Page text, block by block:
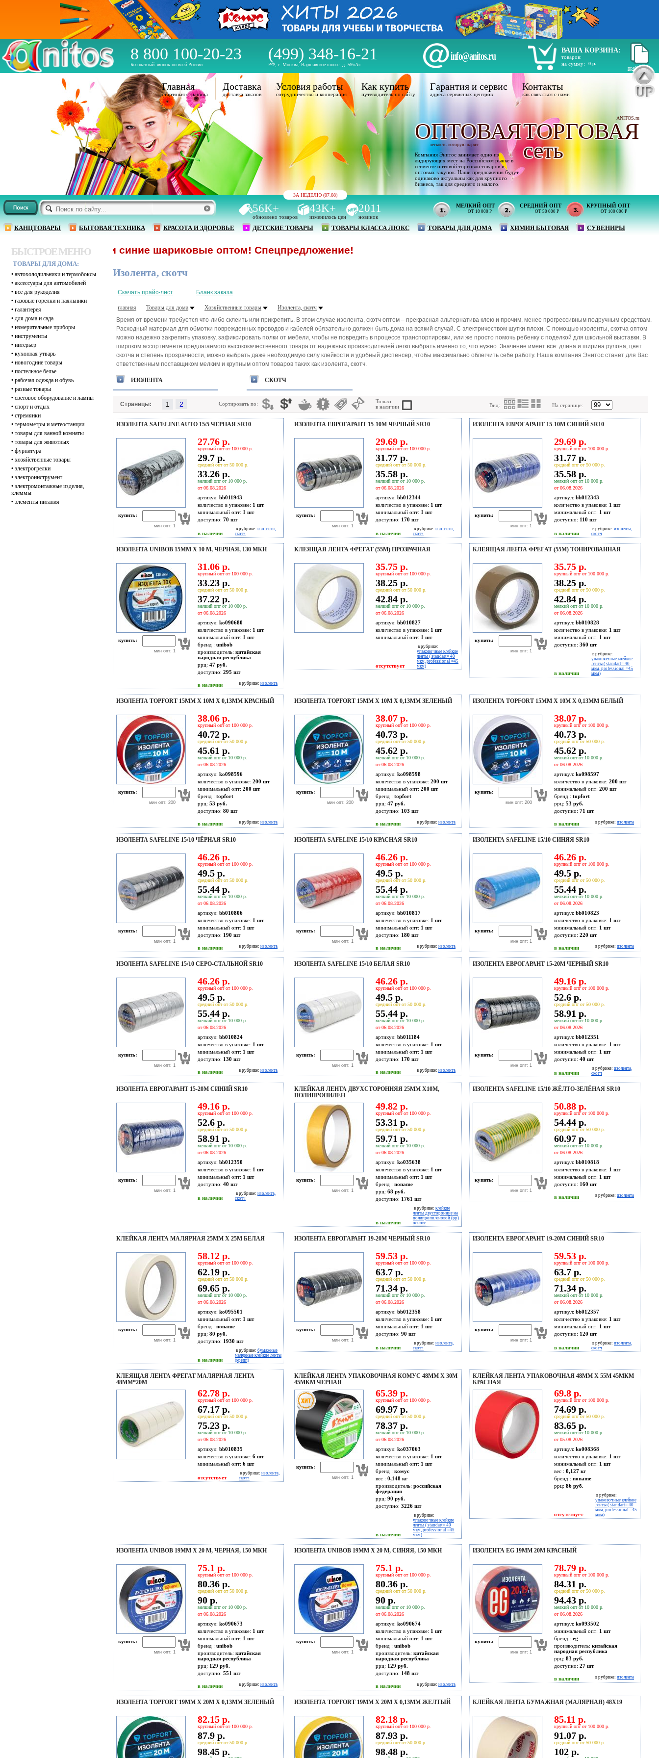
8 800 100-20-23
Бесплатный звонок по всей России
(499) 348-16-21
РФ, г. Москва, Варшавское шоссе, д. 59«А»
info@anitos.ru
ВАША КОРЗИНА:
товаров:
на сумму:
0 р.
прайс лист
ЗА НЕДЕЛЮ (07.08)
56K+
обновлено товаров
43K+
изменилось цен
2011
новинок
МЕЛКИЙ ОПТ
ОТ 10 000 Р
СРЕДНИЙ ОПТ
ОТ 50 000 Р
КРУПНЫЙ ОПТ
ОТ 100 000 Р
КАНЦТОВАРЫ БЫТОВАЯ ТЕХНИКА КРАСОТА И ЗДОРОВЬЕ ДЕТСКИЕ ТОВАРЫ ТОВАРЫ КЛАССА ЛЮКС ТОВАРЫ ДЛЯ ДОМА ХИМИЯ БЫТОВАЯ СУВЕНИРЫ
Главная
стартовая страница
Доставка
доставка заказов
Условия работы
сотрудничество и кооперация
Как купить
путеводитель по сайту
Гарантия и сервис
адреса сервисных центров
Контакты
как связаться с нами
ANITOS.ru
ОПТОВАЯТОРГОВАЯ
легкость которую дарят
Компания Энитос занимает одно из
лидирующих мест на Российском рынке в
сегменте оптовой торговли товаров и
оптовых закупок. Наши предложения будут
одинаково актуальны как для крупного
бизнеса, так для среднего и малого.
сеть
БЫСТРОЕ МЕНЮ
ТОВАРЫ ДЛЯ ДОМА:
• автохолодильники и термобоксы
• аксессуары для автомобилей
• все для рукоделия
• газовые горелки и паяльники
• галантерея
• для дома и сада
• измерительные приборы
• инструменты
• интерьер
• кухонная утварь
• новогодние товары
• постельное белье
• рабочая одежда и обувь
• разные товары
• световое оборудование и лампы
• спорт и отдых
• стремянки
• термометры и метеостанции
• товары для ванной комнаты
• товары для животных
• фурнитура
• хозяйственные товары
• электрогрелки
• электроинструмент
• электромонтажные изделия,
клеммы
• элементы питания
р. - ручки синие шариковые оптом! Спецпредложение!
Изолента, скотч
Скачать прайс-лист Бланк заказа
главная Товары для дома Хозяйственные товары
Изолента, скотч
Время от времени требуется что-либо склеить или прикрепить. В этом случае изолента, скотч оптом – прекрасная альтернатива клею и прочим, менее прогрессивным подручным средствам.
Расходный материал для обмотки поврежденных проводов и кабелей обязательно должен быть дома на всякий случай. С электричеством шутки плохи. С помощью изоленты, скотча оптом
можно надежно закрепить упаковку, зафиксировать полки от мебели, чтобы не повредить в процессе транспортировки, или же просто помочь ребенку с поделкой для школьной выставки. В
широком ассортименте предлагаемого высококачественного товара от надежных производителей легко выбрать именно то, что нужно. Значение имеет все: длина и ширина рулона, цвет
скотча и степень прозрачности, можно выбрать даже необходимую силу клейкости и удобный диспенсер, чтобы максимально облегчить себе работу. Наша компания Энитос станет для Вас
ответственным поставщиком мелким и крупным оптом товаров таких как изолента, скотч.
ИЗОЛЕНТА СКОТЧ
Страницы: 1 Сортировать по:
Только
в наличии
Вид: На странице:
ИЗОЛЕНТА SAFELINE AUTO 15/5 ЧЕРНАЯ SR10
купить:
мин опт: 1
27.76 р.
крупный опт от 100 000 р.
29.7 р.
средний опт от 50 000 р.
33.26 р.
мелкий опт от 10 000 р.
от 06.08.2026
артикул: bb011943
количество в упаковке: 1 шт
минимальный опт: 1 шт
доступно: 70 шт
в наличии
в рубрике: изолента,
скотч
ИЗОЛЕНТА ЕВРОГАРАНТ 15-10М ЧЕРНЫЙ SR10
купить:
мин опт: 1
29.69 р.
крупный опт от 100 000 р.
31.77 р.
средний опт от 50 000 р.
35.58 р.
мелкий опт от 10 000 р.
от 06.08.2026
артикул: bb012344
количество в упаковке: 1 шт
минимальный опт: 1 шт
доступно: 170 шт
в наличии
в рубрике: изолента,
скотч
ИЗОЛЕНТА ЕВРОГАРАНТ 15-10М СИНИЙ SR10
купить:
мин опт: 1
29.69 р.
крупный опт от 100 000 р.
31.77 р.
средний опт от 50 000 р.
35.58 р.
мелкий опт от 10 000 р.
от 06.08.2026
артикул: bb012343
количество в упаковке: 1 шт
минимальный опт: 1 шт
доступно: 110 шт
в наличии
в рубрике: изолента,
скотч
ИЗОЛЕНТА UNIBOB 15ММ Х 10 М, ЧЕРНАЯ, 130 МКН
купить:
мин опт: 1
31.06 р.
крупный опт от 100 000 р.
33.23 р.
средний опт от 50 000 р.
37.22 р.
мелкий опт от 10 000 р.
от 06.08.2026
артикул: ko090680
количество в упаковке: 1 шт
минимальный опт: 1 шт
бренд : unibob
производитель: китайская
народная республика
ррц: 47 руб.
доступно: 295 шт
в наличии в рубрике: изолента
КЛЕЯЩАЯ ЛЕНТА ФРЕГАТ (55М) ПРОЗРАЧНАЯ
35.75 р.
крупный опт от 100 000 р.
38.25 р.
средний опт от 50 000 р.
42.84 р.
мелкий опт от 10 000 р.
от 06.08.2026
артикул: bb010827
количество в упаковке: 1 шт
минимальный опт: 1 шт
отсутствует
в рубрике:
упаковочные клейкие
ленты ( standart= 40
мкм, professional =45
мкм)
КЛЕЯЩАЯ ЛЕНТА ФРЕГАТ (55М) ТОНИРОВАННАЯ
купить:
мин опт: 1
35.75 р.
крупный опт от 100 000 р.
38.25 р.
средний опт от 50 000 р.
42.84 р.
мелкий опт от 10 000 р.
от 06.08.2026
артикул: bb010828
количество в упаковке: 1 шт
минимальный опт: 1 шт
доступно: 360 шт
в наличии
в рубрике:
упаковочные клейкие
ленты ( standart= 40
мкм, professional =45
мкм)
ИЗОЛЕНТА TOPFORT 15ММ Х 10М Х 0,13ММ КРАСНЫЙ
купить:
мин опт: 200
38.06 р.
крупный опт от 100 000 р.
40.72 р.
средний опт от 50 000 р.
45.61 р.
мелкий опт от 10 000 р.
от 06.08.2026
артикул: ko098596
количество в упаковке: 200 шт
минимальный опт: 200 шт
бренд : topfort
ррц: 53 руб.
доступно: 80 шт
в наличии в рубрике: изолента
ИЗОЛЕНТА TOPFORT 15ММ Х 10М Х 0,13ММ ЗЕЛЕНЫЙ
купить:
мин опт: 200
38.07 р.
крупный опт от 100 000 р.
40.73 р.
средний опт от 50 000 р.
45.62 р.
мелкий опт от 10 000 р.
от 06.08.2026
артикул: ko098598
количество в упаковке: 200 шт
минимальный опт: 200 шт
бренд : topfort
ррц: 47 руб.
доступно: 103 шт
в наличии в рубрике: изолента
ИЗОЛЕНТА TOPFORT 15ММ Х 10М Х 0,13ММ БЕЛЫЙ
купить:
мин опт: 200
38.07 р.
крупный опт от 100 000 р.
40.73 р.
средний опт от 50 000 р.
45.62 р.
мелкий опт от 10 000 р.
от 06.08.2026
артикул: ko098597
количество в упаковке: 200 шт
минимальный опт: 200 шт
бренд : topfort
ррц: 53 руб.
доступно: 71 шт
в наличии в рубрике: изолента
ИЗОЛЕНТА SAFELINE 15/10 ЧЁРНАЯ SR10
купить:
мин опт: 1
46.26 р.
крупный опт от 100 000 р.
49.5 р.
средний опт от 50 000 р.
55.44 р.
мелкий опт от 10 000 р.
от 06.08.2026
артикул: bb010806
количество в упаковке: 1 шт
минимальный опт: 1 шт
доступно: 190 шт
в наличии в рубрике: изолента
ИЗОЛЕНТА SAFELINE 15/10 КРАСНАЯ SR10
купить:
мин опт: 1
46.26 р.
крупный опт от 100 000 р.
49.5 р.
средний опт от 50 000 р.
55.44 р.
мелкий опт от 10 000 р.
от 06.08.2026
артикул: bb010817
количество в упаковке: 1 шт
минимальный опт: 1 шт
доступно: 180 шт
в наличии в рубрике: изолента
ИЗОЛЕНТА SAFELINE 15/10 СИНЯЯ SR10
купить:
мин опт: 1
46.26 р.
крупный опт от 100 000 р.
49.5 р.
средний опт от 50 000 р.
55.44 р.
мелкий опт от 10 000 р.
от 06.08.2026
артикул: bb010823
количество в упаковке: 1 шт
минимальный опт: 1 шт
доступно: 220 шт
в наличии в рубрике: изолента
ИЗОЛЕНТА SAFELINE 15/10 СЕРО-СТАЛЬНОЙ SR10
купить:
мин опт: 1
46.26 р.
крупный опт от 100 000 р.
49.5 р.
средний опт от 50 000 р.
55.44 р.
мелкий опт от 10 000 р.
от 06.08.2026
артикул: bb010824
количество в упаковке: 1 шт
минимальный опт: 1 шт
доступно: 130 шт
в наличии в рубрике: изолента
ИЗОЛЕНТА SAFELINE 15/10 БЕЛАЯ SR10
купить:
мин опт: 1
46.26 р.
крупный опт от 100 000 р.
49.5 р.
средний опт от 50 000 р.
55.44 р.
мелкий опт от 10 000 р.
от 06.08.2026
артикул: bb011184
количество в упаковке: 1 шт
минимальный опт: 1 шт
доступно: 170 шт
в наличии в рубрике: изолента
ИЗОЛЕНТА ЕВРОГАРАНТ 15-20М ЧЕРНЫЙ SR10
купить:
мин опт: 1
49.16 р.
крупный опт от 100 000 р.
52.6 р.
средний опт от 50 000 р.
58.91 р.
мелкий опт от 10 000 р.
от 06.08.2026
артикул: bb012351
количество в упаковке: 1 шт
минимальный опт: 1 шт
доступно: 40 шт
в наличии
в рубрике: изолента,
скотч
ИЗОЛЕНТА ЕВРОГАРАНТ 15-20М СИНИЙ SR10
купить:
мин опт: 1
49.16 р.
крупный опт от 100 000 р.
52.6 р.
средний опт от 50 000 р.
58.91 р.
мелкий опт от 10 000 р.
от 06.08.2026
артикул: bb012350
количество в упаковке: 1 шт
минимальный опт: 1 шт
доступно: 40 шт
в наличии
в рубрике: изолента,
скотч
КЛЕЙКАЯ ЛЕНТА ДВУХСТОРОННЯЯ 25ММ Х10М,
ПОЛИПРОПИЛЕН
купить:
мин опт: 1
49.82 р.
крупный опт от 100 000 р.
53.31 р.
средний опт от 50 000 р.
59.71 р.
мелкий опт от 10 000 р.
от 06.08.2026
артикул: ko035638
количество в упаковке: 1 шт
минимальный опт: 1 шт
бренд : noname
ррц: 68 руб.
доступно: 1761 шт
в наличии
в рубрике: клейкие
ленты двусторонние на
полипропиленовой (pp)
основе
ИЗОЛЕНТА SAFELINE 15/10 ЖЁЛТО-ЗЕЛЁНАЯ SR10
купить:
мин опт: 1
50.88 р.
крупный опт от 100 000 р.
54.44 р.
средний опт от 50 000 р.
60.97 р.
мелкий опт от 10 000 р.
от 06.08.2026
артикул: bb010818
количество в упаковке: 1 шт
минимальный опт: 1 шт
доступно: 160 шт
в наличии в рубрике: изолента
КЛЕЙКАЯ ЛЕНТА МАЛЯРНАЯ 25ММ Х 25М БЕЛАЯ
купить:
мин опт: 1
58.12 р.
крупный опт от 100 000 р.
62.19 р.
средний опт от 50 000 р.
69.65 р.
мелкий опт от 10 000 р.
от 06.08.2026
артикул: ko095501
минимальный опт: 1 шт
бренд : noname
ррц: 80 руб.
доступно: 1930 шт
в наличии
в рубрике: бумажные
малярные клейкие ленты
(крепп)
ИЗОЛЕНТА ЕВРОГАРАНТ 19-20М ЧЕРНЫЙ SR10
купить:
мин опт: 1
59.53 р.
крупный опт от 100 000 р.
63.7 р.
средний опт от 50 000 р.
71.34 р.
мелкий опт от 10 000 р.
от 06.08.2026
артикул: bb012358
количество в упаковке: 1 шт
минимальный опт: 1 шт
доступно: 90 шт
в наличии
в рубрике: изолента,
скотч
ИЗОЛЕНТА ЕВРОГАРАНТ 19-20М СИНИЙ SR10
купить:
мин опт: 1
59.53 р.
крупный опт от 100 000 р.
63.7 р.
средний опт от 50 000 р.
71.34 р.
мелкий опт от 10 000 р.
от 06.08.2026
артикул: bb012357
количество в упаковке: 1 шт
минимальный опт: 1 шт
доступно: 120 шт
в наличии
в рубрике: изолента,
скотч
КЛЕЯЩАЯ ЛЕНТА ФРЕГАТ МАЛЯРНАЯ ЛЕНТА
48ММ*20М
62.78 р.
крупный опт от 100 000 р.
67.17 р.
средний опт от 50 000 р.
75.23 р.
мелкий опт от 10 000 р.
от 06.08.2026
артикул: bb010835
количество в упаковке: 6 шт
минимальный опт: 6 шт
отсутствует
в рубрике: изолента,
скотч
КЛЕЙКАЯ ЛЕНТА УПАКОВОЧНАЯ КОМУС 48ММ Х 30М
45МКМ ЧЕРНАЯ
купить:
мин опт: 1
65.39 р.
крупный опт от 100 000 р.
69.97 р.
средний опт от 50 000 р.
78.37 р.
мелкий опт от 10 000 р.
от 06.08.2026
артикул: ko037063
количество в упаковке: 1 шт
минимальный опт: 1 шт
бренд : комус
вес : 0,148 кг
производитель: российская
федерация
ррц: 90 руб.
доступно: 3226 шт
в наличии
в рубрике:
упаковочные клейкие
ленты ( standart= 40
мкм, professional =45
мкм)
КЛЕЙКАЯ ЛЕНТА УПАКОВОЧНАЯ 48ММ Х 55М 45МКМ
КРАСНАЯ
69.8 р.
крупный опт от 100 000 р.
74.69 р.
средний опт от 50 000 р.
83.65 р.
мелкий опт от 10 000 р.
от 05.08.2026
артикул: ko008368
количество в упаковке: 1 шт
минимальный опт: 1 шт
вес : 0,127 кг
бренд : noname
ррц: 86 руб.
отсутствует
в рубрике:
упаковочные клейкие
ленты ( standart= 40
мкм, professional =45
мкм)
ИЗОЛЕНТА UNIBOB 19ММ Х 20 М, ЧЕРНАЯ, 150 МКН
купить:
мин опт: 1
75.1 р.
крупный опт от 100 000 р.
80.36 р.
средний опт от 50 000 р.
90 р.
мелкий опт от 10 000 р.
от 06.08.2026
артикул: ko090673
количество в упаковке: 1 шт
минимальный опт: 1 шт
бренд : unibob
производитель: китайская
народная республика
ррц: 129 руб.
доступно: 551 шт
в наличии в рубрике: изолента
ИЗОЛЕНТА UNIBOB 19ММ Х 20 М, СИНЯЯ, 150 МКН
купить:
мин опт: 1
75.1 р.
крупный опт от 100 000 р.
80.36 р.
средний опт от 50 000 р.
90 р.
мелкий опт от 10 000 р.
от 06.08.2026
артикул: ko090674
количество в упаковке: 1 шт
минимальный опт: 1 шт
бренд : unibob
производитель: китайская
народная республика
ррц: 129 руб.
доступно: 148 шт
в наличии в рубрике: изолента
ИЗОЛЕНТА EG 19ММ 20М КРАСНЫЙ
купить:
мин опт: 1
78.79 р.
крупный опт от 100 000 р.
84.31 р.
средний опт от 50 000 р.
94.43 р.
мелкий опт от 10 000 р.
от 06.08.2026
артикул: ko093502
минимальный опт: 1 шт
бренд : eg
производитель: китайская
народная республика
ррц: 83 руб.
доступно: 27 шт
в наличии в рубрике: изолента
ИЗОЛЕНТА TOPFORT 19ММ Х 20М Х 0,13ММ ЗЕЛЕНЫЙ
82.15 р.
крупный опт от 100 000 р.
87.9 р.
средний опт от 50 000 р.
98.45 р.
ИЗОЛЕНТА TOPFORT 19ММ Х 20М Х 0,13ММ ЖЕЛТЫЙ
82.18 р.
крупный опт от 100 000 р.
87.93 р.
средний опт от 50 000 р.
98.48 р.
КЛЕЙКАЯ ЛЕНТА БУМАЖНАЯ (МАЛЯРНАЯ) 48Х19
85.11 р.
крупный опт от 100 000 р.
91.07 р.
средний опт от 50 000 р.
102 р.